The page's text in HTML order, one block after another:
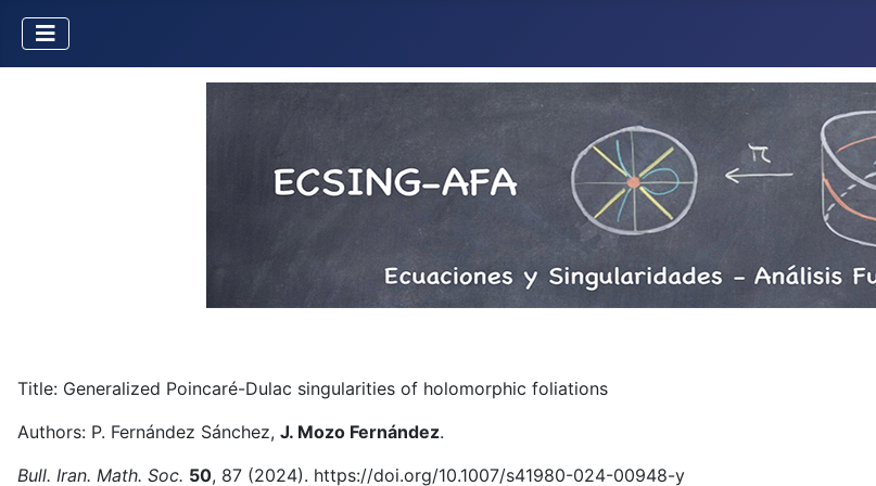
Title: Generalized Poincaré-Dulac singularities of holomorphic foliations
Authors: P. Fernández Sánchez, J. Mozo Fernández.
Bull. Iran. Math. Soc. 50, 87 (2024). https://doi.org/10.1007/s41980-024-00948-y